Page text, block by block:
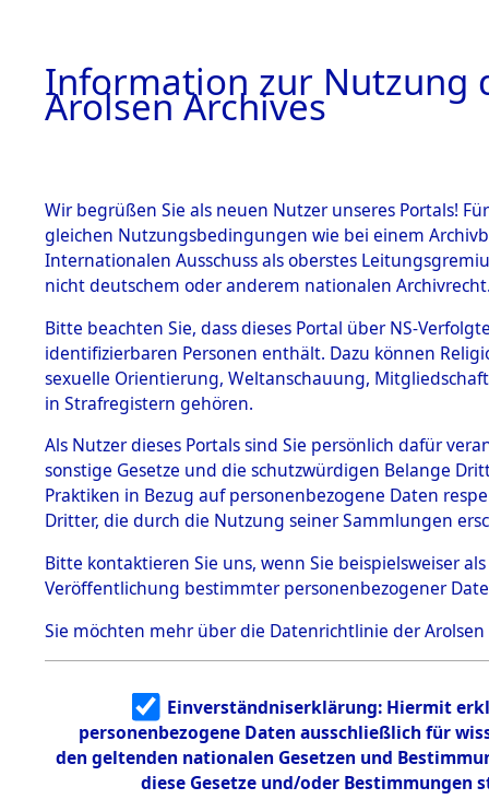
BESTÄNDE
1.
Inhaftierungsdoku
mente
1.2.9 Beim ITS
verwahrte
1.2.9.1
Effekten aus
dem KZ
Dachau
Effekten aus
dem KZ
Dachau,
Landesentsch
ädigungsamt
Effekten aus
dem KZ
Neuengamm
e
1.2.9.4
Effekten nicht
3Akten
HOOIJER,
Land
Niederlande
Die Personalien des
wurden nach der
Inventarisierung und
Effekten wurden an
andere Berechtigte)
Namensvarianten
ST. ; HOOIER ;
Information zur Nutzung
Arolsen Archives
Wir begrüßen Sie als neuen Nutzer unseres Portals!
gleichen Nutzungsbedingungen wie bei einem
Internationalen Ausschuss als oberstes
nicht deutschem oder anderem nationalen
Bitte beachten Sie, dass dieses Portal über NS-
identifizierbaren Personen enthält. Dazu können
sexuelle Orientierung, Weltanschauung,
in Strafregistern gehören.
Als Nutzer dieses Portals sind Sie persönlich dafür
sonstige Gesetze und die schutzwürdigen Belange
Praktiken in Bezug auf personenbezogene Daten
Dritter, die durch die Nutzung seiner Sammlungen
Bitte kontaktieren Sie uns, wenn Sie beispielsweiser
Veröffentlichung bestimmter personenbezogener
Sie möchten mehr über die Datenrichtlinie der Arolsen
Einverständniserklärung: Hiermit
personenbezogene Daten ausschließlich für
den geltenden nationalen Gesetzen und
diese Gesetze und/oder Bestimmungen